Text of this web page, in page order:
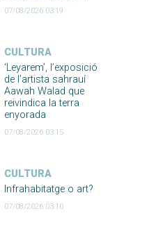
07/08/2026 03:19
CULTURA
‘Leyarem’, l’exposició
de l’artista sahrauí
Aawah Walad que
reivindica la terra
enyorada
07/08/2026 03:15
CULTURA
Infrahabitatge o art?
07/08/2026 03:10